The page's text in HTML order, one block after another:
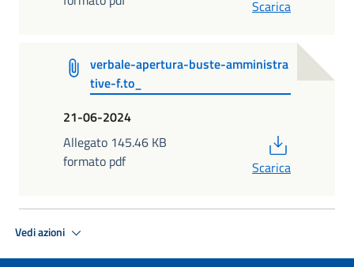
Scarica
verbale-apertura-buste-amministra
tive-f.to_
21-06-2024
Allegato 145.46 KB
formato pdf
Scarica
Vedi azioni